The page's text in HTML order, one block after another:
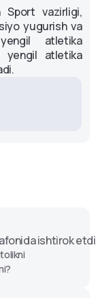
Sport vazirligi,
yugurish va
atletika
yengil atletika
ishtirok etdi